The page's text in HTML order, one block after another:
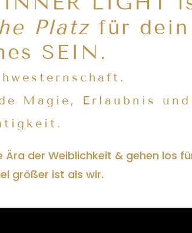
Platzfür dein
SEIN.
Magie, Erlaubnis und
der Weiblichkeit & gehen los
größer ist als wir.